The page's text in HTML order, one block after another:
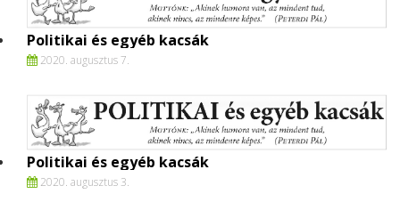
Politikai és egyéb kacsák
2020. augusztus 7.
Politikai és egyéb kacsák
2020. augusztus 3.